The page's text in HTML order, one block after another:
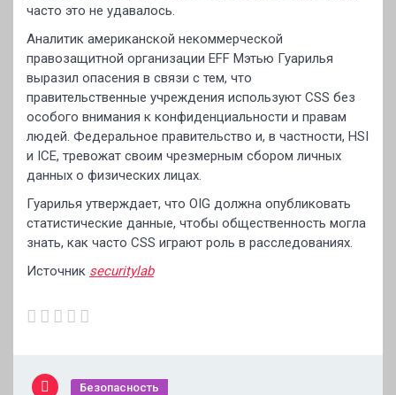
часто это не удавалось.
Аналитик американской некоммерческой
правозащитной организации EFF Мэтью Гуарилья
выразил опасения в связи с тем, что
правительственные учреждения используют CSS без
особого внимания к конфиденциальности и правам
людей. Федеральное правительство и, в частности, HSI
и ICE, тревожат своим чрезмерным сбором личных
данных о физических лицах.
Гуарилья утверждает, что OIG должна опубликовать
статистические данные, чтобы общественность могла
знать, как часто CSS играют роль в расследованиях.
Источник securitylab
Безопасность